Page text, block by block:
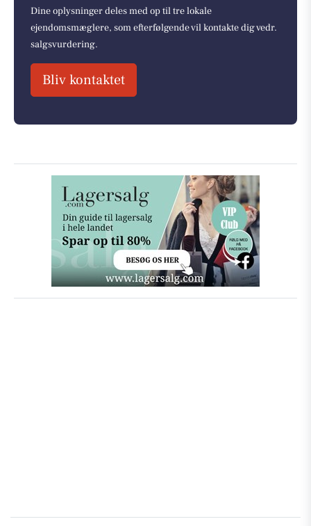
Dine oplysninger deles med op til tre lokale
ejendomsmæglere, som efterfølgende vil kontakte dig vedr.
salgsvurdering.
Bliv kontaktet